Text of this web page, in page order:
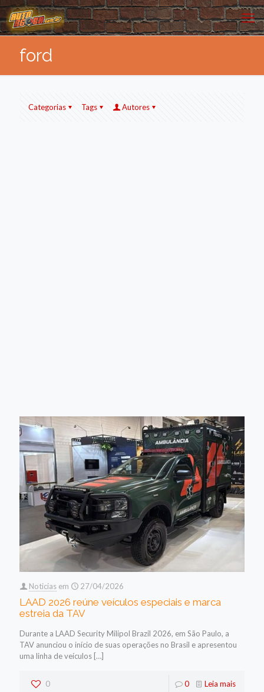
ford
Categorias Tags Autores
Noticias em 27/04/2026
LAAD 2026 reúne veículos especiais e marca
estreia da TAV
Durante a LAAD Security Milipol Brazil 2026, em São Paulo, a
TAV anunciou o início de suas operações no Brasil e apresentou
uma linha de veículos […]
0 0 Leia mais